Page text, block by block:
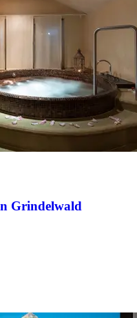
Grindelwald